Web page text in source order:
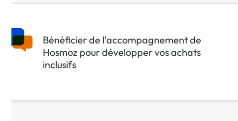
Bénéficier de l'accompagnement de
Hosmoz pour développer vos achats
inclusifs